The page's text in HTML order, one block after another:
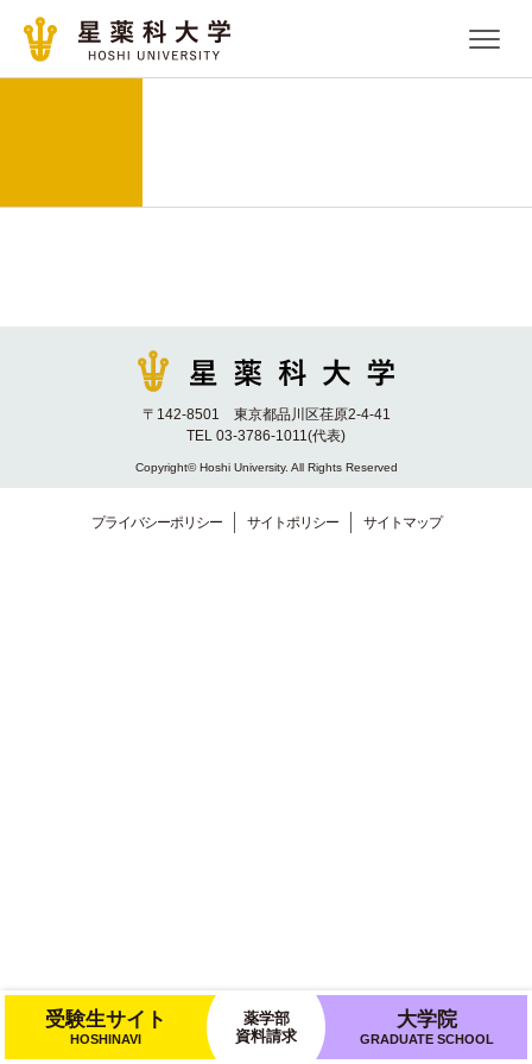
〒142-8501 東京都品川区荏原2-4-41
TEL 03-3786-1011(代表)
Copyright© Hoshi University. All Rights Reserved
プライバシーポリシー サイトポリシー サイトマップ
受験生サイト
HOSHINAVI
薬学部
資料請求
大学院
GRADUATE SCHOOL